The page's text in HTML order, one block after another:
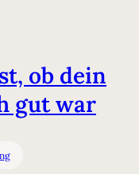
ob dein
gut war